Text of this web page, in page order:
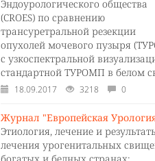
Эндоурологического общества
(CROES) по сравнению
трансуретральной резекции
опухолей мочевого пузыря
с узкоспектральной
стандартной ТУРОМП в белом
18.09.2017 3218 0
Журнал "Европейская
Этиология, лечение и
лечения урогенитальных